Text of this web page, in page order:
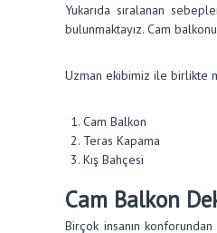
Yukarıda sıralanan
bulunmaktayız. Cam
Uzman ekibimiz ile birlikte
Cam Balkon
Teras Kapama
Kış Bahçesi
Cam Balkon
Birçok insanın